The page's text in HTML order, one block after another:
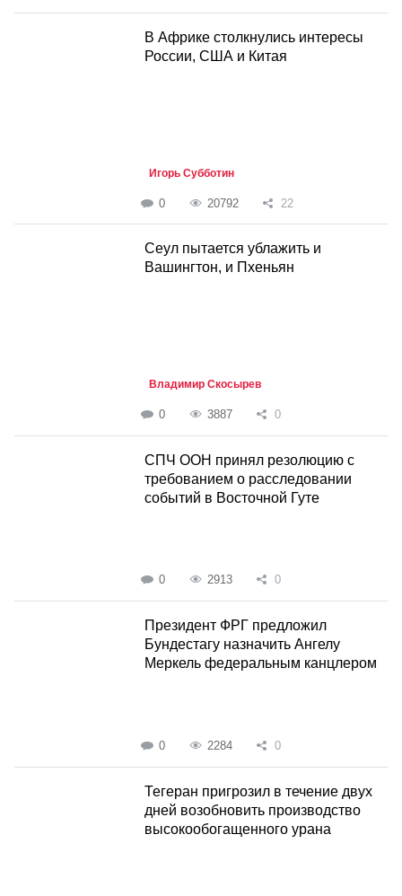
В Африке столкнулись интересы
России, США и Китая
Игорь Субботин
0 20792 22
Cеул пытается ублажить и
Вашингтон, и Пхеньян
Владимир Скосырев
0 3887 0
СПЧ ООН принял резолюцию с
требованием о расследовании
событий в Восточной Гуте
0 2913 0
Президент ФРГ предложил
Бундестагу назначить Ангелу
Меркель федеральным канцлером
0 2284 0
Тегеран пригрозил в течение двух
дней возобновить производство
высокообогащенного урана